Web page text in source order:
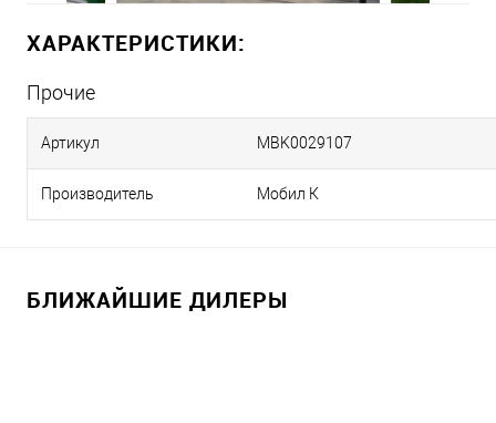
ХАРАКТЕРИСТИКИ:
Прочие
Артикул MBK0029107
Производитель Мобил К
БЛИЖАЙШИЕ ДИЛЕРЫ